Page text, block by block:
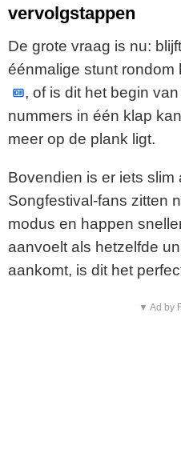
vervolgstappen
De grote vraag is nu:
éénmalige stunt rondom
, of is dit het begin
nummers in één klap
meer op de plank ligt.
Bovendien is er iets slim
Songfestival-fans zitten
modus en happen
aanvoelt als hetzelfde
aankomt, is dit het
▼ Ad by